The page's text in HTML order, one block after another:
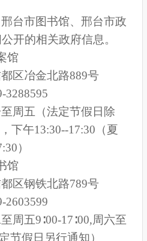
台市图书馆、邢台市政
开的相关政府信息。
馆
区冶金北路889号
3288595
周五（法定节假日除
下午13:30--17:30（夏
）
馆
区钢铁北路789号
2603599
周五9∶00-17∶00,周六至
节假日另行通知）